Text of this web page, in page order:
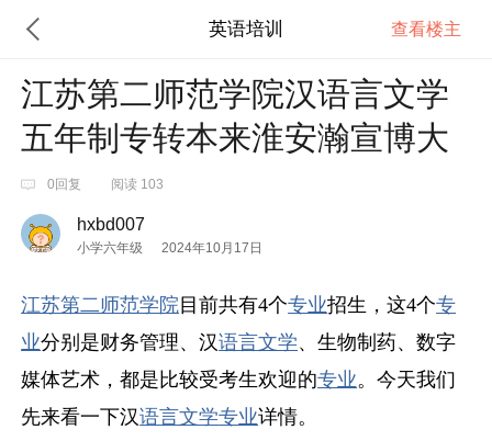
英语培训 查看楼主
江苏第二师范学院汉语言文学
五年制专转本来淮安瀚宣博大
0回复 阅读 103
hxbd007
小学六年级 2024年10月17日
江苏第二师范学院目前共有4个专业招生，这4个专
业分别是财务管理、汉语言文学、生物制药、数字
媒体艺术，都是比较受考生欢迎的专业。今天我们
先来看一下汉语言文学专业详情。